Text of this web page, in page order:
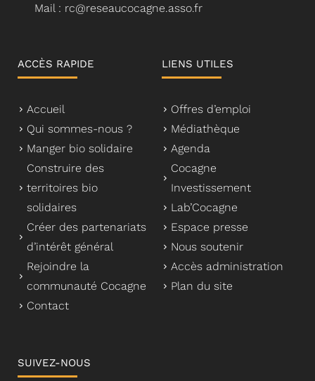
Mail : rc@reseaucocagne.asso.fr
ACCÈS RAPIDE
Accueil
Qui sommes-nous ?
Manger bio solidaire
Construire des
territoires bio
solidaires
Créer des partenariats
d’intérêt général
Rejoindre la
communauté Cocagne
Contact
LIENS UTILES
Offres d’emploi
Médiathèque
Agenda
Cocagne
Investissement
Lab’Cocagne
Espace presse
Nous soutenir
Accès administration
Plan du site
SUIVEZ-NOUS